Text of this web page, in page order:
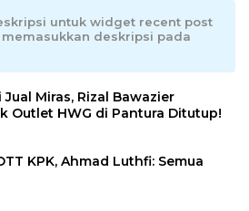
untuk widget recent post
deskripsi pada
Miras, Rizal Bawazier
Outlet HWG di Pantura Ditutup!
KPK, Ahmad Luthfi: Semua